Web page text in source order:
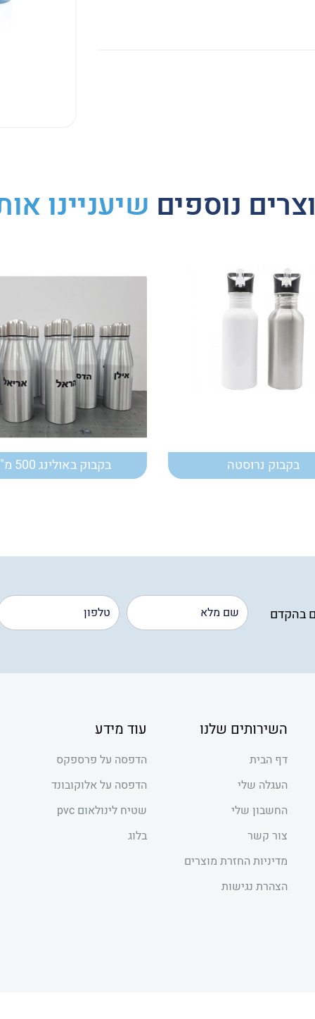
נוספים שיעניינו
בקבוק נרוסטה בקבוק באולינג 500 מ"ל
בהקדם
השירותים שלנו
דף הבית
העגלה שלי
החשבון שלי
צור קשר
מדיניות החזרת מוצרים
הצהרת נגישות
עוד מידע
הדפסה על פרספקס
הדפסה על אלוקובונד
שטיח לינולאום pvc
בלוג